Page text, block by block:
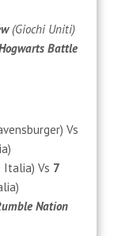
(Giochi Uniti)
Battle
Vs
Italia) Vs 7
Nation